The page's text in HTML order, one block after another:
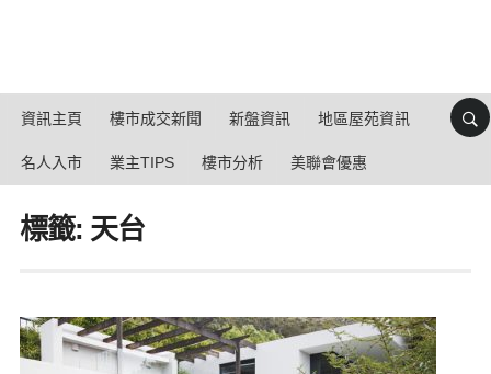
資訊主頁 樓市成交新聞 新盤資訊 地區屋苑資訊
名人入市 業主TIPS 樓市分析 美聯會優惠
標籤: 天台